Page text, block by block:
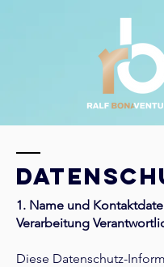
1. Name und
Verarbeitung
Diese Datenschutz-